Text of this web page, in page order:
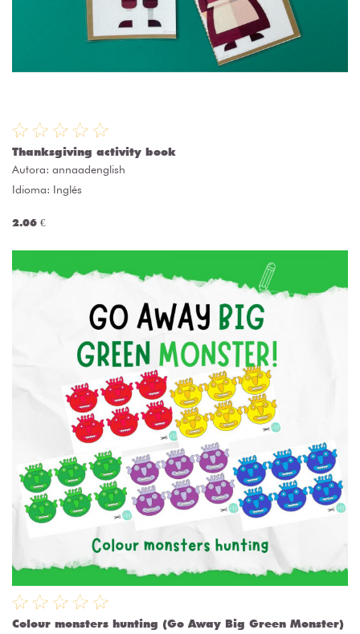
Thanksgiving activity book
Autora: annaadenglish
Idioma: Inglés
2.06 €
Colour monsters hunting (Go Away Big Green Monster)